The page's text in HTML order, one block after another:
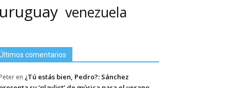
venezuela
comentarios
en ¿Tú estás bien, Pedro?: Sánchez